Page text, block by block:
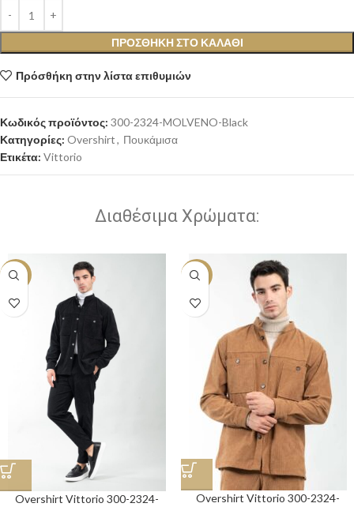
ΠΡΟΣΘΉΚΗ ΣΤΟ ΚΑΛΆΘΙ
Πρόσθήκη στην λίστα επιθυμιών
Κωδικός προϊόντος: 300-2324-MOLVENO-Black
Κατηγορίες: Overshirt, Πουκάμισα
Ετικέτα: Vittorio
Διαθέσιμα Χρώματα:
-30%
Overshirt Vittorio 300-2324-
-30%
Overshirt Vittorio 300-2324-